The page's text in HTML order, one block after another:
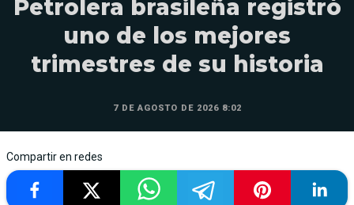
Petrolera brasileña registró
uno de los mejores
trimestres de su historia
7 DE AGOSTO DE 2026 8:02
Compartir en redes